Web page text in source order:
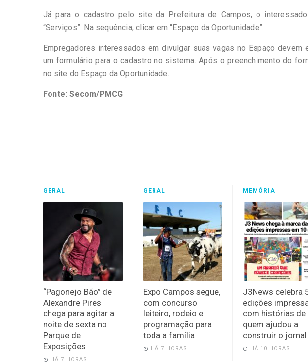
Já para o cadastro pelo site da Prefeitura de Campos, o
“Serviços”. Na sequência, clicar em “Espaço da Oportunidade”.
Empregadores interessados em divulgar suas vagas no Espaço devem
um formulário para o cadastro no sistema. Após o preenchimento do
no site do Espaço da Oportunidade.
Fonte: Secom/PMCG
GERAL
“Pagonejo Bão” de
Alexandre Pires
chega para agitar a
noite de sexta no
Parque de
Exposições
HÁ 7 HORAS
GERAL
Expo Campos segue,
com concurso
leiteiro, rodeio e
programação para
toda a família
HÁ 7 HORAS
MEMÓRIA
J3News celebra
edições
com histórias de
quem ajudou a
construir o jornal
HÁ 10 HORAS